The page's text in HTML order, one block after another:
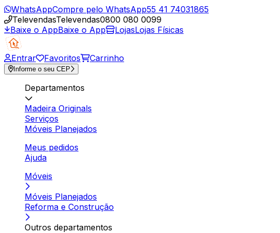
WhatsAppCompre pelo WhatsApp55 41 74031865
TelevendasTelevendas0800 080 0099
Baixe o AppBaixe o App LojasLojas Físicas
Entrar Favoritos Carrinho
Informe o seu CEP
Departamentos
Madeira Originals
Serviços
Móveis Planejados
Meus pedidos
Ajuda
Móveis
Móveis Planejados
Reforma e Construção
Outros departamentos